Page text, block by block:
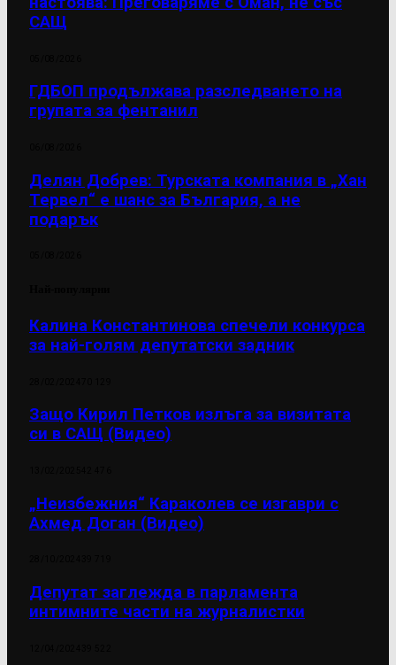
САЩ
ГДБОП продължава разследването на
групата за фентанил
Делян Добрев: Турската компания в „Хан
Тервел“ е шанс за България, а не
подарък
Калина Константинова спечели конкурса
за най-голям депутатски задник
Защо Кирил Петков излъга за визитата
си в САЩ (Видео)
„Неизбежния“ Караколев се изгаври с
Ахмед Доган (Видео)
Депутат заглежда в парламента
интимните части на журналистки